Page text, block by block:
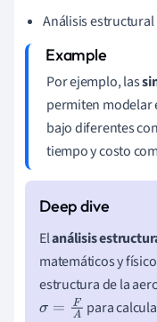
Análisis estructural
Por ejemplo, las
permiten modelar
bajo diferentes
tiempo y costo
Elanálisis
matemáticos y
estructura de la
σ=FA
para